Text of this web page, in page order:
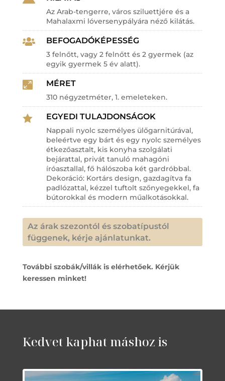
Az Arab-tengerre, város sziluettjére és a
Mahalaxmi lóversenypályára néző kilátás.
 BEFOGADÓKÉPESSÉG
3 felnőtt, vagy 2 felnőtt és 2 gyermek (az
egyik gyermek 5 év alatt).
 MÉRET
310 négyzetméter, 1. emeleteken.
 EGYEDI TULAJDONSÁGOK
Nappali nyolc személyes ülőgarnitúrával,
beleértve egy bárt és egy nyolc személyes
étkezőasztalt, kis konyha szolgálati
bejárattal, privát tanuló mahagóni
íróasztallal, fő hálószoba két gardróbbal.
Dekoráció: Kortárs design, gazdagítva fa
padlózattal, kézzel tuftolt szőnyegekkel, fa
bútorokkal és modern műalkotásokkal.
Az árak szezontól és szobatípustól
függenek, kérje ajánlatunkat.
További szobák/villák is elérhetőek. Kérjük
keressen minket!
Kedvet kaphat máshoz is